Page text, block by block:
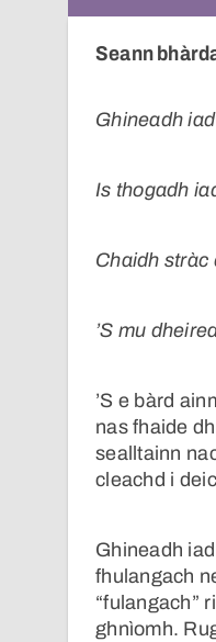
Seann
Ghineadh
Is thogadh
Chaidh stràc
’S mu
’S e bàrd
nas fhaide
sealltainn
cleachd i
Ghineadh
fhulangach
“fulangach”
ghnìomh.